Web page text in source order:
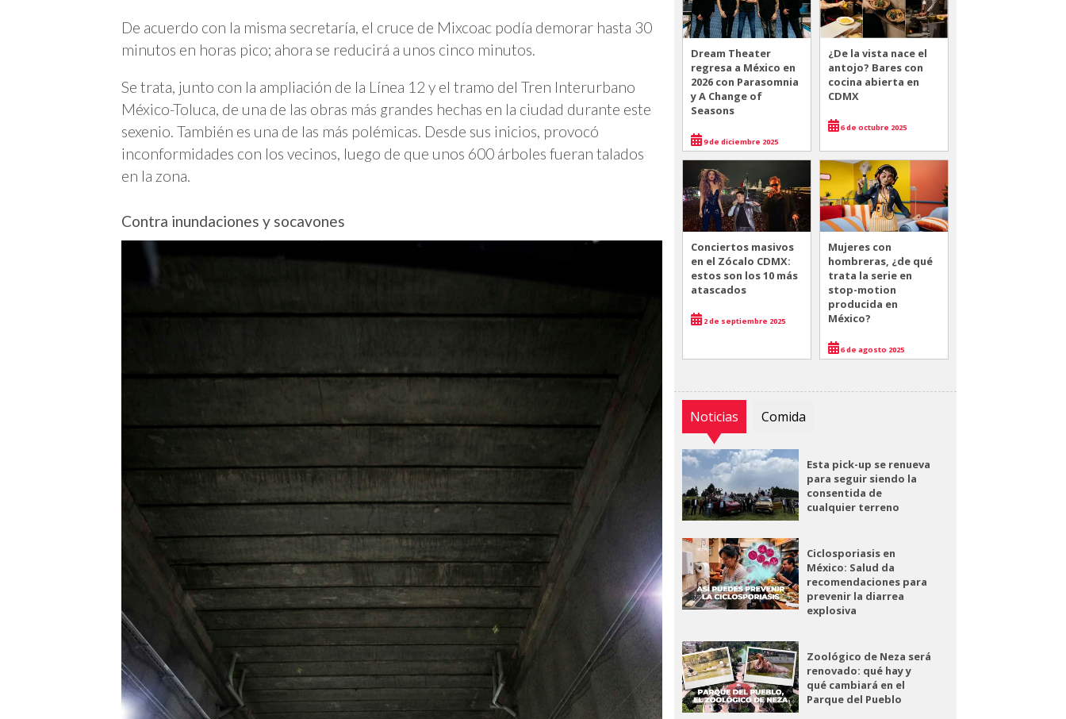
De acuerdo con la misma secretaría, el cruce de Mixcoac podía demorar hasta 30
minutos en horas pico; ahora se reducirá a unos cinco minutos.
Se trata, junto con la ampliación de la Línea 12 y el tramo del Tren Interurbano
México-Toluca, de una de las obras más grandes hechas en la ciudad durante este
sexenio. También es una de las más polémicas. Desde sus inicios, provocó
inconformidades con los vecinos, luego de que unos 600 árboles fueran talados
en la zona.
Contra inundaciones y socavones
Dream Theater
regresa a México en
2026 con Parasomnia
y A Change of
Seasons
9 de diciembre 2025
¿De la vista nace el
antojo? Bares con
cocina abierta en
CDMX
6 de octubre 2025
Conciertos masivos
en el Zócalo CDMX:
estos son los 10 más
atascados
2 de septiembre 2025
Mujeres con
hombreras, ¿de qué
trata la serie en
stop-motion
producida en
México?
6 de agosto 2025
Noticias Comida
Esta pick-up se renueva
para seguir siendo la
consentida de
cualquier terreno
Ciclosporiasis en
México: Salud da
recomendaciones para
prevenir la diarrea
explosiva
Zoológico de Neza será
renovado: qué hay y
qué cambiará en el
Parque del Pueblo